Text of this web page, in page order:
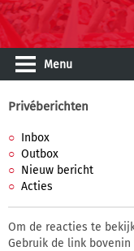
Menu
Privéberichten
Inbox
Outbox
Nieuw bericht
Acties
Om de reacties te
Gebruik de link bovenin